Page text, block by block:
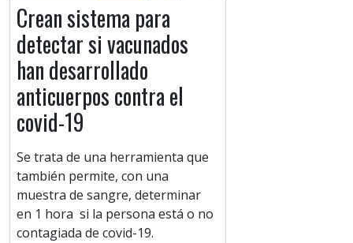
Crean sistema para
detectar si vacunados
han desarrollado
anticuerpos contra el
covid-19
Se trata de una herramienta que
también permite, con una
muestra de sangre, determinar
en 1 hora si la persona está o no
contagiada de covid-19.